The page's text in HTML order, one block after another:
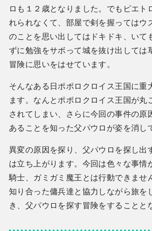
ロも１２歳となりました。でもピエト
れられなくて、部屋で剣を握ってはウ
のことを思い出してはドキドキ、いて
ずに勉強をサボって城を抜け出しては
冒険に思いをはせています。
そんなある日ポポロクロイス王国に重
ます。なんとポポロクロイス王国が丸
されてしまい、さらに今回の事件の原
あることを知った父パウロが姿を消し
異変の原因を探り、父パウロを探し出
は立ち上がります。今回は色々な事情
騎士、ガミガミ魔王とは行動できませ
知り合った傭兵達と協力しながら旅を
き、父パウロを探す冒険をすることと